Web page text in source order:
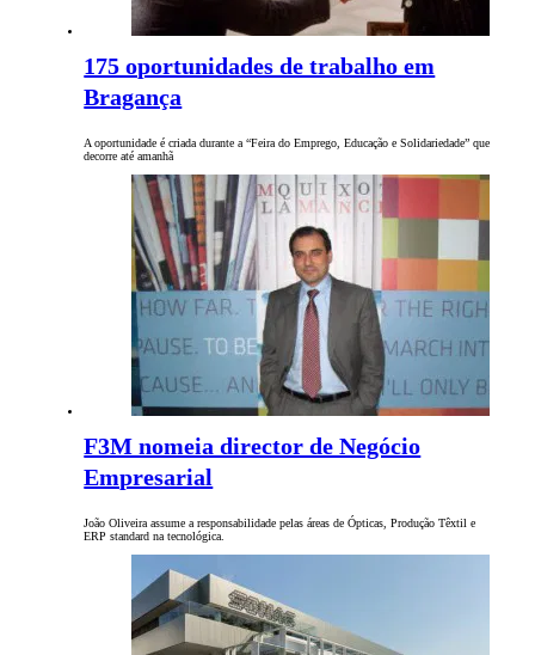
175 oportunidades de trabalho em
Bragança
A oportunidade é criada durante a “Feira do Emprego, Educação e Solidariedade” que
decorre até amanhã
F3M nomeia director de Negócio
Empresarial
João Oliveira assume a responsabilidade pelas áreas de Ópticas, Produção Têxtil e
ERP standard na tecnológica.